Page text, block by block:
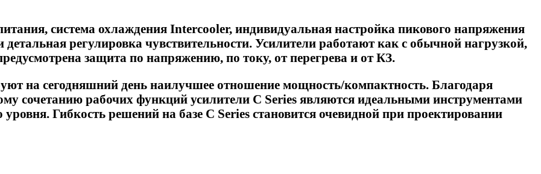
система охлаждения Intercooler, индивидуальная настройка пикового напряжения
регулировка чувствительности. Усилители работают как с обычной нагрузкой,
защита по напряжению, по току, от перегрева и от КЗ.
на сегодняшний день наилучшее отношение мощность/компактность. Благодаря
сочетанию рабочих функций усилители C Series являются идеальными инструментами
Гибкость решений на базе C Series становится очевидной при проектировании